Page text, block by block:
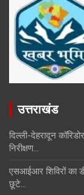
उत्तराखंड
दिल्ली-देहरादून
निरीक्षण…
एसआईआर शिविरों का
छूटे…